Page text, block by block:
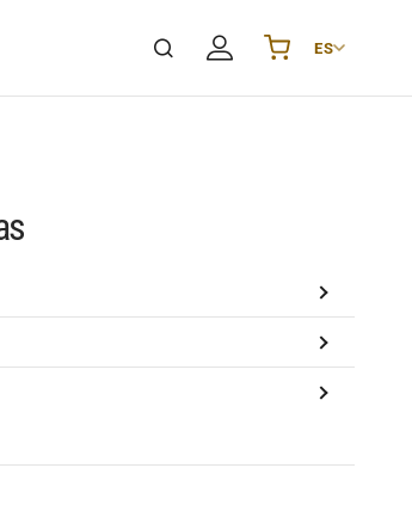
ES
UA Українська